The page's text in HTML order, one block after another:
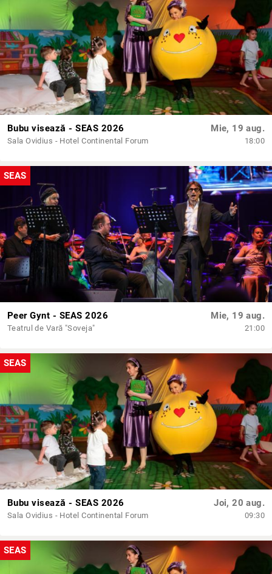
Bubu visează - SEAS 2026
Sala Ovidius - Hotel Continental Forum
Mie, 19 aug.
18:00
SEAS
Peer Gynt - SEAS 2026
Teatrul de Vară "Soveja"
Mie, 19 aug.
21:00
SEAS
Bubu visează - SEAS 2026
Sala Ovidius - Hotel Continental Forum
Joi, 20 aug.
09:30
SEAS